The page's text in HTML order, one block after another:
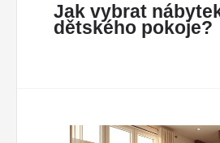
Jak vybrat
dětského pokoje?